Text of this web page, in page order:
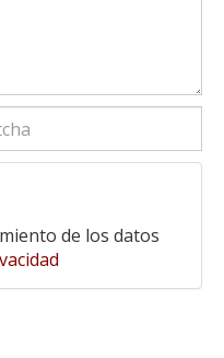
de los datos